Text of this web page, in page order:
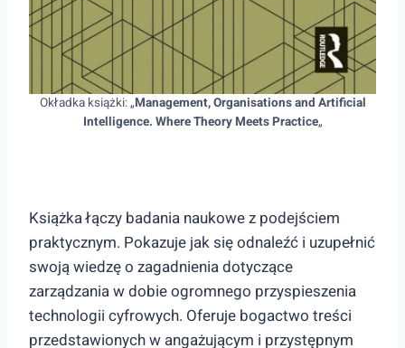
Okładka książki: „Management, Organisations and Artificial
Intelligence. Where Theory Meets Practice„
Książka łączy badania naukowe z podejściem
praktycznym. Pokazuje jak się odnaleźć i uzupełnić
swoją wiedzę o zagadnienia dotyczące
zarządzania w dobie ogromnego przyspieszenia
technologii cyfrowych. Oferuje bogactwo treści
przedstawionych w angażującym i przystępnym